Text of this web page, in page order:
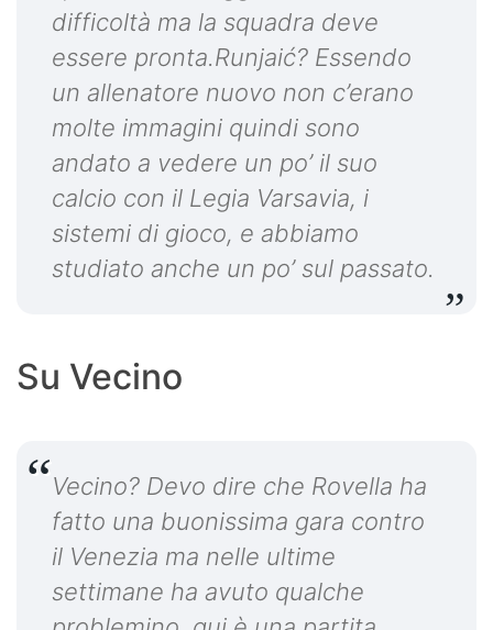
difficoltà ma la squadra deve
essere pronta.Runjaić? Essendo
un allenatore nuovo non c’erano
molte immagini quindi sono
andato a vedere un po’ il suo
calcio con il Legia Varsavia, i
sistemi di gioco, e abbiamo
studiato anche un po’ sul passato.
Su Vecino
Vecino? Devo dire che Rovella ha
fatto una buonissima gara contro
il Venezia ma nelle ultime
settimane ha avuto qualche